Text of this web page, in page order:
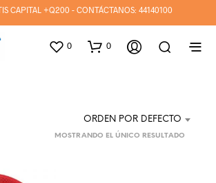
CAPITAL +Q200 - CONTÁCTANOS: 44140100
0 0
ORDEN POR DEFECTO
MOSTRANDO EL ÚNICO RESULTADO